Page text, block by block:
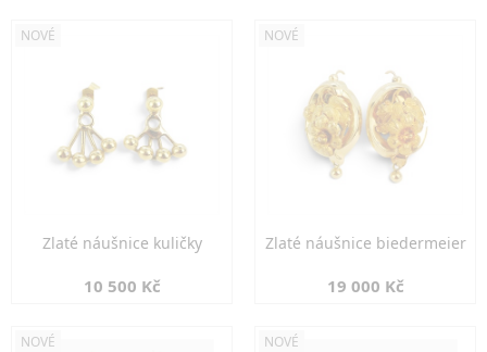
NOVÉ
Zlaté náušnice kuličky
10 500 Kč
NOVÉ
Zlaté náušnice biedermeier
19 000 Kč
NOVÉ NOVÉ